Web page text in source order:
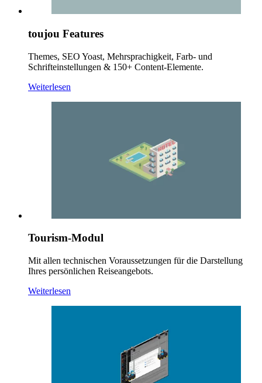
toujou Features
Themes, SEO Yoast, Mehrsprachigkeit, Farb- und
Schrifteinstellungen & 150+ Content-Elemente.
Weiterlesen
Tourism-Modul
Mit allen technischen Voraussetzungen für die Darstellung
Ihres persönlichen Reiseangebots.
Weiterlesen